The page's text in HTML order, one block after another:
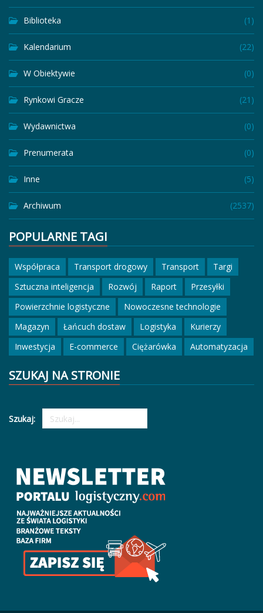
Biblioteka (1)
Kalendarium (22)
W Obiektywie (0)
Rynkowi Gracze (21)
Wydawnictwa (0)
Prenumerata (0)
Inne (5)
Archiwum (2537)
POPULARNE TAGI
Współpraca Transport drogowy Transport
Targi
Sztuczna inteligencja
Rozwój Raport
Przesyłki
Powierzchnie logistyczne
Nowoczesne technologie
Magazyn
Łańcuch dostaw Logistyka
Kurierzy
Inwestycja
E-commerce Ciężarówka Automatyzacja
SZUKAJ NA STRONIE
Szukaj: